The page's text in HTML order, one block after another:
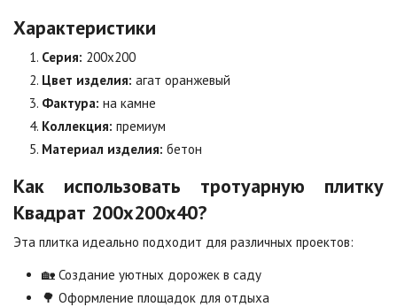
Оранжевая
Цена по запросу
Особая серия
Сахара
Цена по запросу
Серая
Цена по запросу
Цена по запросу
Характеристики
Серия: 200х200
Цвет изделия: агат оранжевый
Фактура: на камне
Коллекция: премиум
Материал изделия: бетон
Как использовать тротуарную плитку
Квадрат 200х200х40?
Эта плитка идеально подходит для различных проектов:
🏡 Создание уютных дорожек в саду
🌳 Оформление площадок для отдыха